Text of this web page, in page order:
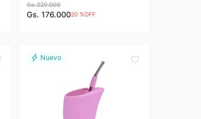
Rosa Indio
Gs. 220.000
Gs. 176.00020 %OFF